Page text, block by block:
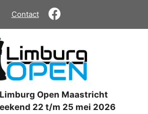
Contact
Limburg Open Maastricht
22 t/m 25 mei 2026